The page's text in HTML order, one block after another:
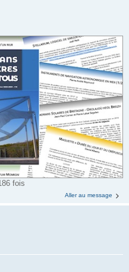
fois
Aller au message